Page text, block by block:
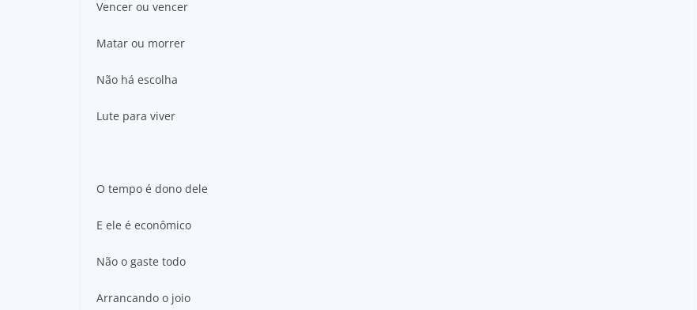
Vencer ou vencer
Matar ou morrer
Não há escolha
Lute para viver
O tempo é dono dele
E ele é econômico
Não o gaste todo
Arrancando o joio